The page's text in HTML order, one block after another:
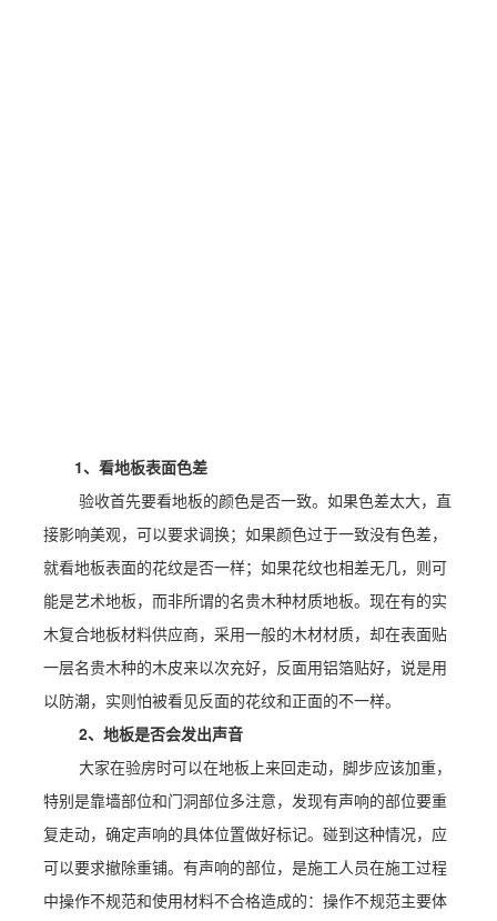
1、看地板表面色差
验收首先要看地板的颜色是否一致。如果色差太大，直
接影响美观，可以要求调换；如果颜色过于一致没有色差，
就看地板表面的花纹是否一样；如果花纹也相差无几，则可
能是艺术地板，而非所谓的名贵木种材质地板。现在有的实
木复合地板材料供应商，采用一般的木材材质，却在表面贴
一层名贵木种的木皮来以次充好，反面用铝箔贴好，说是用
以防潮，实则怕被看见反面的花纹和正面的不一样。
2、地板是否会发出声音
大家在验房时可以在地板上来回走动，脚步应该加重，
特别是靠墙部位和门洞部位多注意，发现有声响的部位要重
复走动，确定声响的具体位置做好标记。碰到这种情况，应
可以要求撤除重铺。有声响的部位，是施工人员在施工过程
中操作不规范和使用材料不合格造成的：操作不规范主要体